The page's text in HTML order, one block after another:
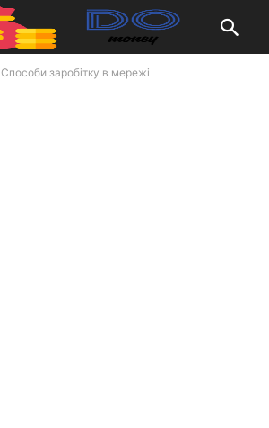
Способи заробітку в мережі